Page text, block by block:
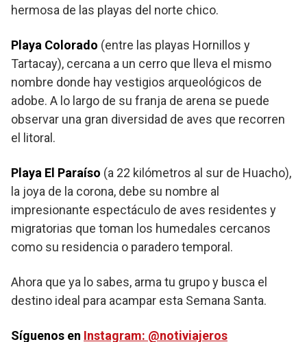
hermosa de las playas del norte chico.
Playa Colorado (entre las playas Hornillos y
Tartacay), cercana a un cerro que lleva el mismo
nombre donde hay vestigios arqueológicos de
adobe. A lo largo de su franja de arena se puede
observar una gran diversidad de aves que recorren
el litoral.
Playa El Paraíso (a 22 kilómetros al sur de Huacho),
la joya de la corona, debe su nombre al
impresionante espectáculo de aves residentes y
migratorias que toman los humedales cercanos
como su residencia o paradero temporal.
Ahora que ya lo sabes, arma tu grupo y busca el
destino ideal para acampar esta Semana Santa.
Síguenos en Instagram: @notiviajeros